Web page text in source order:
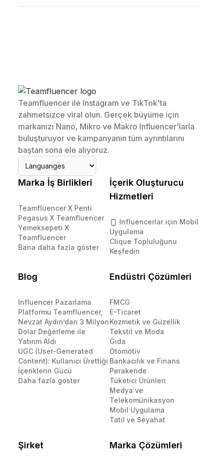
Teamfluencer ile Instagram ve TikTok'ta
zahmetsizce viral olun. Gerçek büyüme için
markanızı Nano, Mikro ve Makro Influencer'larla
buluşturuyor ve kampanyanın tüm ayrıntılarını
baştan sona ele alıyoruz.
Marka İş Birlikleri
Teamfluencer X Penti
Pegasus X Teamfluencer
Yemeksepeti X
Teamfluencer
Bana daha fazla göster
İçerik Oluşturucu
Hizmetleri
Influencerlar için Mobil
Uygulama
Clique Topluluğunu
Keşfedin
Blog
Influencer Pazarlama
Platformu Teamfluencer,
Nevzat Aydın’dan 3 Milyon
Dolar Değerleme ile
Yatırım Aldı
UGC (User-Generated
Content): Kullanıcı Ürettiği
İçeriklerin Gücü
Daha fazla göster
Endüstri Çözümleri
FMCG
E-Ticaret
Kozmetik ve Güzellik
Tekstil ve Moda
Gıda
Otomotiv
Bankacılık ve Finans
Perakende
Tüketici Ürünleri
Medya ve
Telekomünikasyon
Mobil Uygulama
Tatil ve Seyahat
Şirket Marka Çözümleri